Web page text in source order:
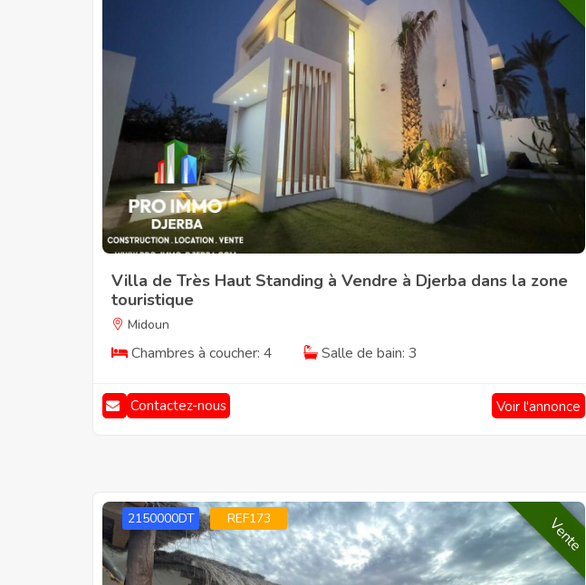
Villa de Très Haut Standing à Vendre à Djerba dans la zone
touristique
Midoun
Chambres à coucher: 4 Salle de bain: 3
Contactez-nous Voir l'annonce
2150000DT REF173 Vente